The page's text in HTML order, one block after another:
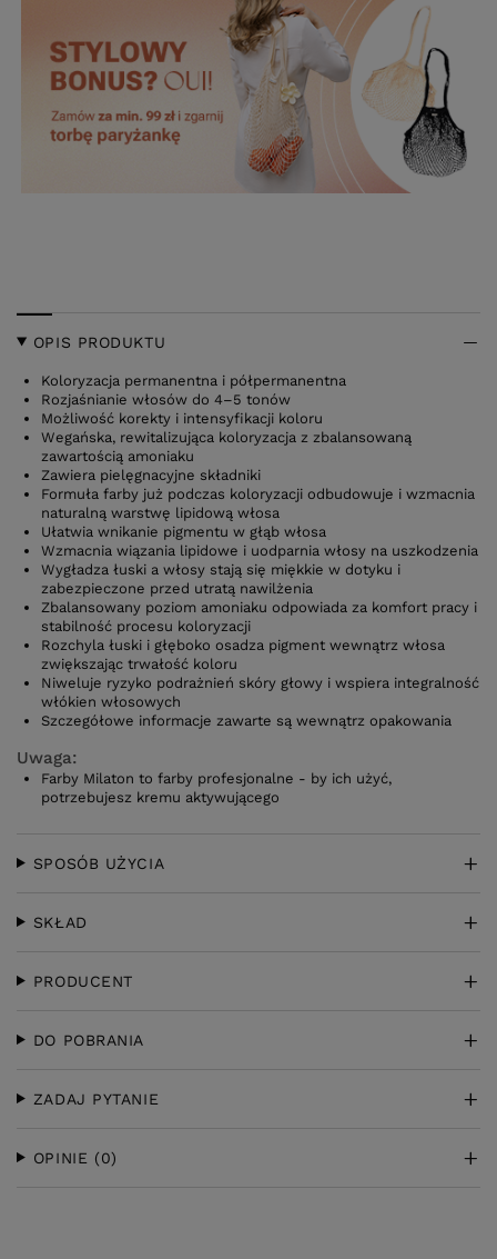
OPIS PRODUKTU
Koloryzacja permanentna i półpermanentna
Rozjaśnianie włosów do 4–5 tonów
Możliwość korekty i intensyfikacji koloru
Wegańska, rewitalizująca koloryzacja z zbalansowaną
zawartością amoniaku
Zawiera pielęgnacyjne składniki
Formuła farby już podczas koloryzacji odbudowuje i wzmacnia
naturalną warstwę lipidową włosa
Ułatwia wnikanie pigmentu w głąb włosa
Wzmacnia wiązania lipidowe i uodparnia włosy na uszkodzenia
Wygładza łuski a włosy stają się miękkie w dotyku i
zabezpieczone przed utratą nawilżenia
Zbalansowany poziom amoniaku odpowiada za komfort pracy i
stabilność procesu koloryzacji
Rozchyla łuski i głęboko osadza pigment wewnątrz włosa
zwiększając trwałość koloru
Niweluje ryzyko podrażnień skóry głowy i wspiera integralność
włókien włosowych
Szczegółowe informacje zawarte są wewnątrz opakowania
Uwaga:
Farby Milaton to farby profesjonalne - by ich użyć,
potrzebujesz kremu aktywującego
SPOSÓB UŻYCIA
SKŁAD
PRODUCENT
DO POBRANIA
ZADAJ PYTANIE
OPINIE (0)